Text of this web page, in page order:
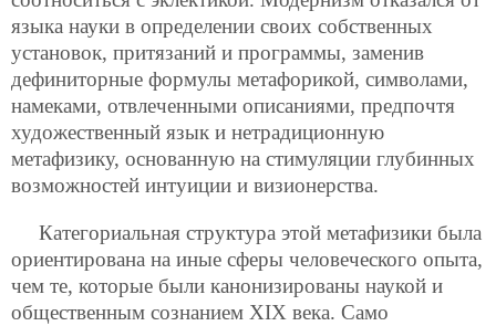
языка науки в определении своих собственных
установок, притязаний и программы, заменив
дефиниторные формулы метафорикой, символами,
намеками, отвлеченными описаниями, предпочтя
художественный язык и нетрадиционную
метафизику, основанную на стимуляции глубинных
возможностей интуиции и визионерства.
Категориальная структура этой метафизики была
ориентирована на иные сферы человеческого опыта,
чем те, которые были канонизированы наукой и
общественным сознанием XIX века. Само